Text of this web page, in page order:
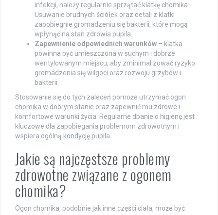
infekcji, należy regularnie sprzątać klatkę chomika.
Usuwanie brudnych ściółek oraz detali z klatki
zapobiegnie gromadzeniu się bakterii, które mogą
wpłynąć na stan zdrowia pupila.
Zapewnienie odpowiednich warunków – klatka
powinna być umieszczona w suchym i dobrze
wentylowanym miejscu, aby zminimalizować ryzyko
gromadzenia się wilgoci oraz rozwoju grzybów i
bakterii.
Stosowanie się do tych zaleceń pomoże utrzymać ogon
chomika w dobrym stanie oraz zapewnić mu zdrowe i
komfortowe warunki życia. Regularne dbanie o higienę jest
kluczowe dla zapobiegania problemom zdrowotnym i
wspiera ogólną kondycję pupila.
Jakie są najczęstsze problemy
zdrowotne związane z ogonem
chomika?
Ogon chomika, podobnie jak inne części ciała, może być